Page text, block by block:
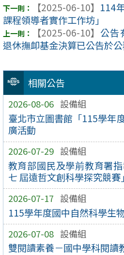
相關公告
2026-08-06 設備組
臺北市立圖書館「115學年
廣活動
2026-07-29 設備組
教育部國民及學前教育署
七 屆遠哲文創科學探究競賽
2026-07-17 設備組
115學年度國中自然科學生
2026-07-08 設備組
雙閱讀素養－國中學科閱讀
【2025-06-10】 114
課程領導者實作工作坊」
【2025-06-10】 公告
退休撫卹基金決算已公告於